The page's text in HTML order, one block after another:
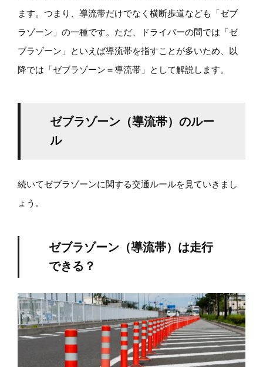
ます。つまり、導流帯だけでなく横断歩道なども「ゼブ
ラゾーン」の一種です。ただ、ドライバーの間では「ゼ
ブラゾーン」といえば導流帯を指すことが多いため、以
降では「ゼブラゾーン＝導流帯」として解説します。
ゼブラゾーン（導流帯）のルー
ル
続いてゼブラゾーンに関する交通ルールを見ていきまし
ょう。
ゼブラゾーン（導流帯）は走行
できる？